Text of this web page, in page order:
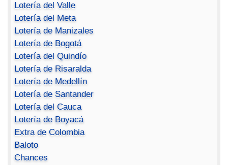
Lotería del Valle
Lotería del Meta
Lotería de Manizales
Lotería de Bogotá
Lotería del Quindío
Lotería de Risaralda
Lotería de Medellín
Lotería de Santander
Lotería del Cauca
Lotería de Boyacá
Extra de Colombia
Baloto
Chances